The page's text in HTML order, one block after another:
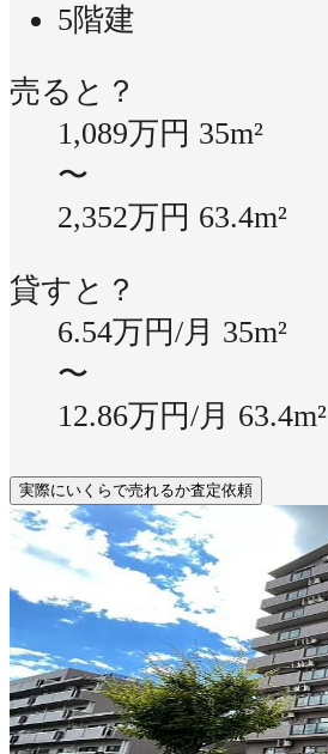
5階建
売ると？
1,089万円 35m²
〜
2,352万円 63.4m²
貸すと？
6.54万円/月 35m²
〜
12.86万円/月 63.4m²
実際にいくらで売れるか査定依頼